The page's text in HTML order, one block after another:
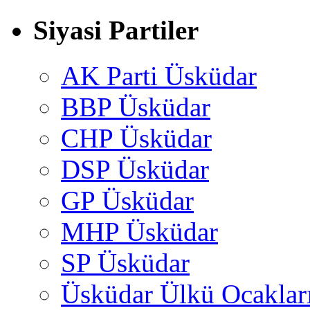
Siyasi Partiler
AK Parti Üsküdar
BBP Üsküdar
CHP Üsküdar
DSP Üsküdar
GP Üsküdar
MHP Üsküdar
SP Üsküdar
Üsküdar Ülkü